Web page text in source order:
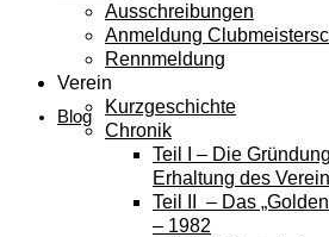
Blog
Ausschreibungen
Anmeldung
Rennmeldung
Verein
Kurzgeschichte
Chronik
Teil I – Die
Erhaltung des
Teil II – Das
– 1982